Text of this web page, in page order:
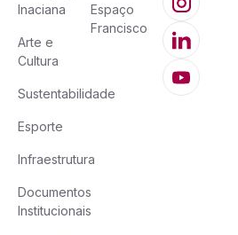
Inaciana
Arte e
Cultura
Sustentabilidade
Esporte
Infraestrutura
Documentos
Institucionais
Espaço
Francisco